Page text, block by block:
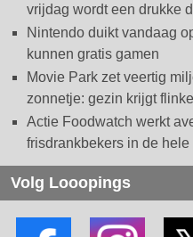
vrijdag wordt een drukke
Nintendo duikt vandaag
kunnen gratis gamen
Movie Park zet veertig
zonnetje: gezin krijgt
Actie Foodwatch werkt
frisdrankbekers in de
Volg Looopings